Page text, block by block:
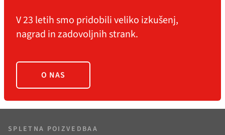
V 23 letih smo pridobili veliko izkušenj,
nagrad in zadovoljnih strank.
O NAS
SPLETNA POIZVEDBAA